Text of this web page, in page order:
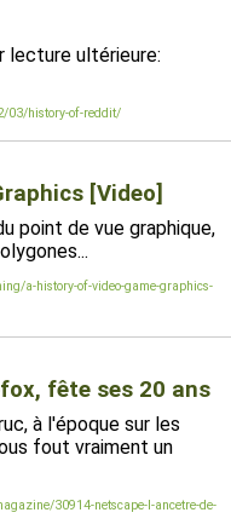
lecture ultérieure:
03/history-of-reddit/
[Video]
point de vue graphique,
a-history-of-video-game-graphics-
fête ses 20 ans
à l'époque sur les
fout vraiment un
30914-netscape-l-ancetre-de-